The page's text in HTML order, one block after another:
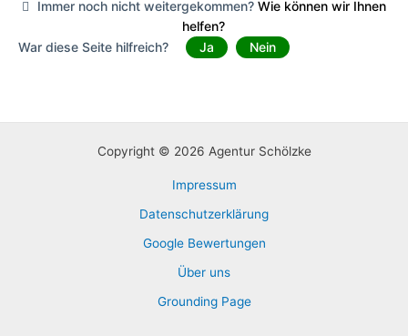
Immer noch nicht weitergekommen? Wie können wir Ihnen
helfen?
War diese Seite hilfreich?
Ja Nein
Copyright © 2026 Agentur Schölzke
Impressum
Datenschutzerklärung
Google Bewertungen
Über uns
Grounding Page